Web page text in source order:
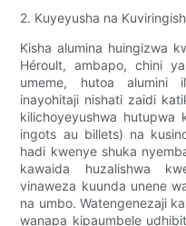
2. Kuyeyusha na
Kisha alumina huingizwa
Héroult, ambapo, chini
umeme, hutoa alumini
inayohitaji nishati zaidi
kilichoyeyushwa hutupwa
ingots au billets) na
hadi kwenye shuka
kawaida huzalishwa
vinaweza kuunda unene
na umbo. Watengenezaji
wanapa kipaumbele